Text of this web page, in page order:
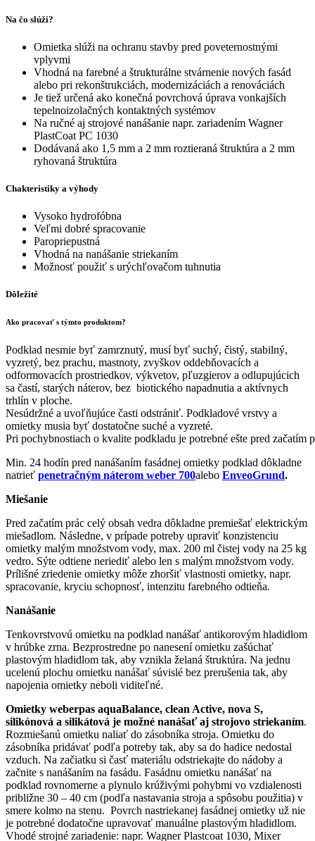
Na čo slúži?
Omietka slúži na ochranu stavby pred poveternostnými
vplyvmi
Vhodná na farebné a štrukturálne stvárnenie nových fasád
alebo pri rekonštrukciách, modernizáciách a renováciách
Je tiež určená ako konečná povrchová úprava vonkajších
tepelnoizolačných kontaktných systémov
Na ručné aj strojové nanášanie napr. zariadením Wagner
PlastCoat PC 1030
Dodávaná ako 1,5 mm a 2 mm roztieraná štruktúra a 2 mm
ryhovaná štruktúra
Chakteristiky a výhody
Vysoko hydrofóbna
Veľmi dobré spracovanie
Paropriepustná
Vhodná na nanášanie striekaním
Možnosť použiť s urýchľovačom tuhnutia
Dôležité
Ako pracovať s týmto produktom?
Podklad nesmie byť zamrznutý, musí byť suchý, čistý, stabilný,
vyzretý, bez prachu, mastnoty, zvyškov oddebňovacích a
odformovacích prostriedkov, výkvetov, pľuzgierov a odlupujúcich
sa častí, starých náterov, bez biotického napadnutia a aktívnych
trhlín v ploche.
Nesúdržné a uvoľňujúce časti odstrániť. Podkladové vrstvy a
omietky musia byť dostatočne suché a vyzreté.
Pri pochybnostiach o kvalite podkladu je potrebné ešte pred začatím
Min. 24 hodín pred nanášaním fasádnej omietky podklad dôkladne
natrieť penetračným náterom weber 700alebo EnveoGrund.
Miešanie
Pred začatím prác celý obsah vedra dôkladne premiešať elektrickým
miešadlom. Následne, v prípade potreby upraviť konzistenciu
omietky malým množstvom vody, max. 200 ml čistej vody na 25 kg
vedro. Sýte odtiene neriediť alebo len s malým množstvom vody.
Prílišné zriedenie omietky môže zhoršiť vlastnosti omietky, napr.
spracovanie, kryciu schopnosť, intenzitu farebného odtieňa.
Nanášanie
Tenkovrstvovú omietku na podklad nanášať antikorovým hladidlom
v hrúbke zrna. Bezprostredne po nanesení omietku zašúchať
plastovým hladidlom tak, aby vznikla želaná štruktúra. Na jednu
ucelenú plochu omietku nanášať súvislé bez prerušenia tak, aby
napojenia omietky neboli viditeľné.
Omietky weberpas aquaBalance, clean Active, nova S,
silikónová a silikátová je možné nanášať aj strojovo striekaním.
Rozmiešanú omietku naliať do zásobníka stroja. Omietku do
zásobníka pridávať podľa potreby tak, aby sa do hadice nedostal
vzduch. Na začiatku si časť materiálu odstriekajte do nádoby a
začnite s nanášaním na fasádu. Fasádnu omietku nanášať na
podklad rovnomerne a plynulo krúživými pohybmi vo vzdialenosti
približne 30 – 40 cm (podľa nastavania stroja a spôsobu použitia) v
smere kolmo na stenu. Povrch nastriekanej fasádnej omietky už nie
je potrebné dodatočne upravovať manuálne plastovým hladidlom.
Vhodé strojné zariadenie: napr. Wagner Plastcoat 1030, Mixer